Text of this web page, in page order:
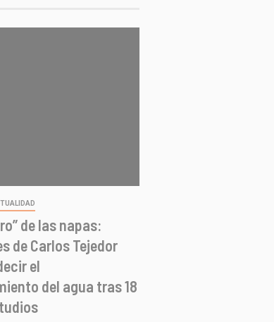
de las napas:
de Carlos Tejedor
el
del agua tras 18